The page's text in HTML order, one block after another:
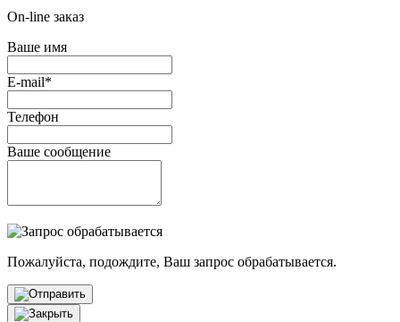
On-line заказ
Ваше имя
E-mail*
Телефон
Ваше сообщение
Пожалуйста, подождите, Ваш запрос обрабатывается.